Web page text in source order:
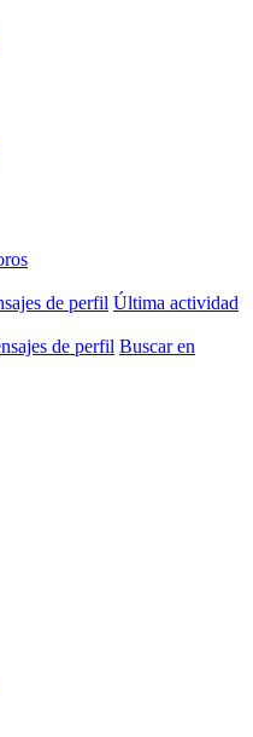
de perfil Última actividad
de perfil Buscar en